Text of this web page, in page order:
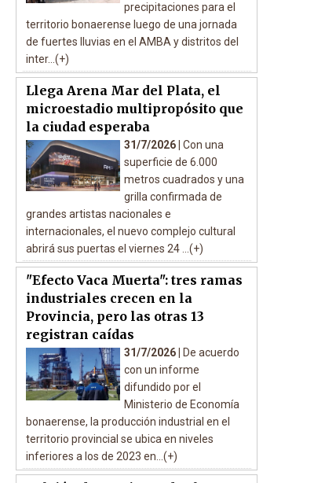
precipitaciones para el
territorio bonaerense luego de una jornada
de fuertes lluvias en el AMBA y distritos del
inter...(+)
Llega Arena Mar del Plata, el
microestadio multipropósito que
la ciudad esperaba
31/7/2026 | Con una
superficie de 6.000
metros cuadrados y una
grilla confirmada de
grandes artistas nacionales e
internacionales, el nuevo complejo cultural
abrirá sus puertas el viernes 24 ...(+)
"Efecto Vaca Muerta": tres ramas
industriales crecen en la
Provincia, pero las otras 13
registran caídas
31/7/2026 |
De acuerdo
con un informe
difundido por el
Ministerio de Economía
bonaerense, la producción industrial en el
territorio provincial se ubica en niveles
inferiores a los de 2023 en...(+)